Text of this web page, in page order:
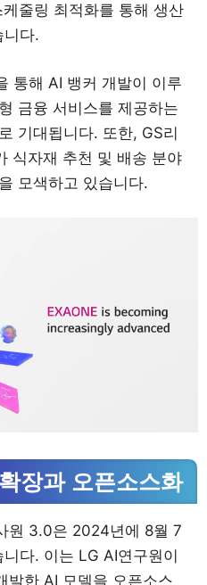
줄링 최적화를 통해 생산
니다.
통해 AI 뱅커 개발이 이루
금융 서비스를 제공하는
기대됩니다. 또한, GS리
식자재 추천 및 배송 분야
모색하고 있습니다.
장과 오픈소스화
원 3.0은 2024년에 8월 7
다. 이는 LG AI연구원이
발한 AI 모델을 오픈소스